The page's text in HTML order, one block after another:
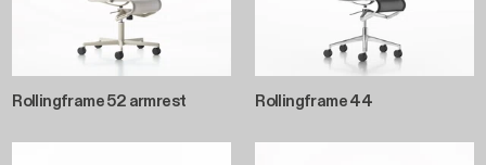
Rollingframe 52 armrest Rollingframe 44